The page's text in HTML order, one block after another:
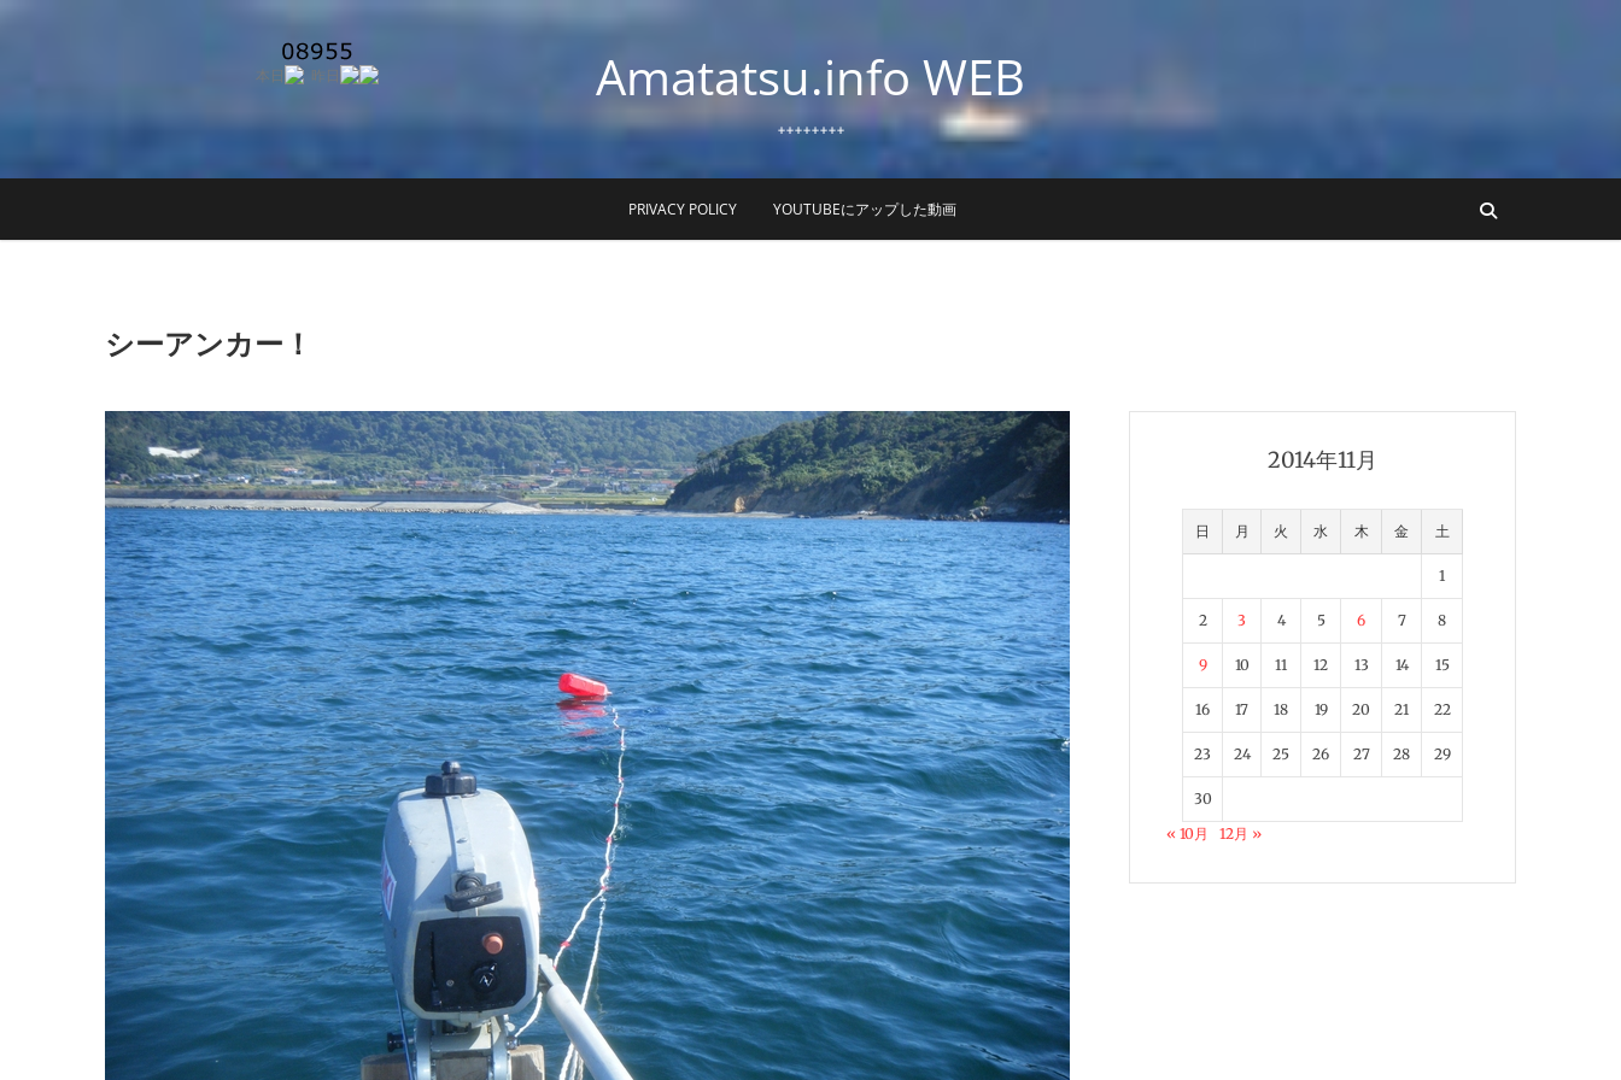
Amatatsu.info WEB
++++++++
PRIVACY POLICY YOUTUBEにアップした動画
シーアンカー！
2014年11月
日 月 火 水 木 金 土
1
2 3 4 5 6 7 8
9 10 11 12 13 14 15
16 17 18 19 20 21 22
23 24 25 26 27 28 29
30
« 10月
12月 »